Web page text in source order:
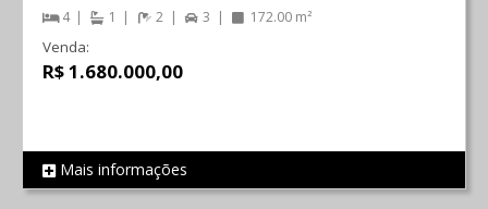
REF 198
4 1 2 3 172.00 m²
Venda:
R$ 1.680.000,00
Mais informações